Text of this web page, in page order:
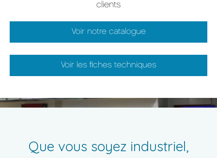
clients
Voir notre catalogue
Voir les fiches techniques
Que vous soyez industriel,